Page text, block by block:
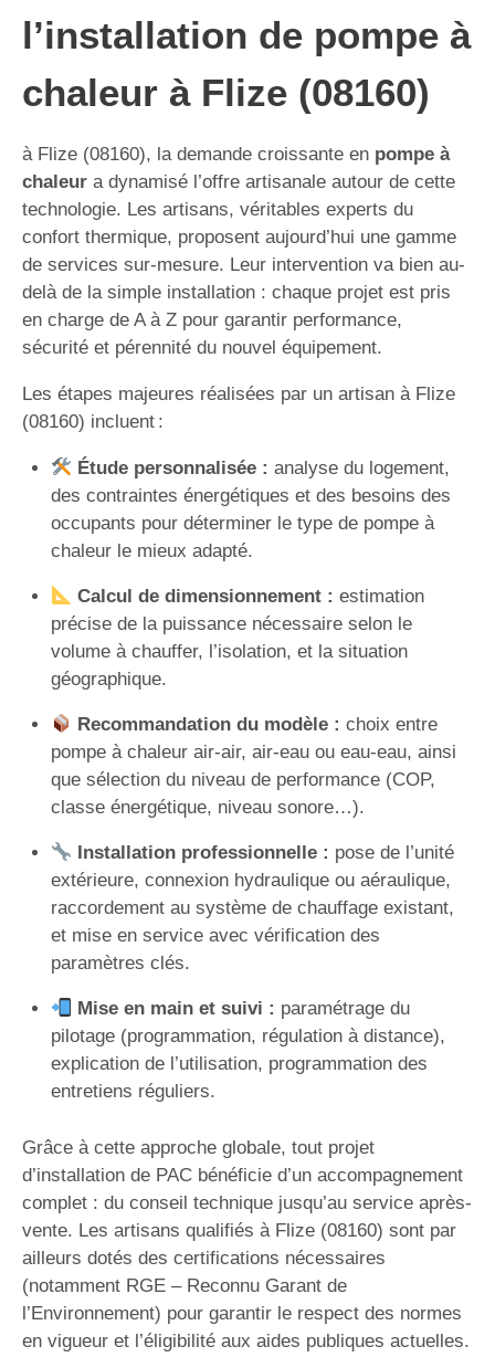
l’installation de pompe à
chaleur à Flize (08160)
à Flize (08160), la demande croissante en pompe à
chaleur a dynamisé l’offre artisanale autour de cette
technologie. Les artisans, véritables experts du
confort thermique, proposent aujourd’hui une gamme
de services sur-mesure. Leur intervention va bien au-
delà de la simple installation : chaque projet est pris
en charge de A à Z pour garantir performance,
sécurité et pérennité du nouvel équipement.
Les étapes majeures réalisées par un artisan à Flize
(08160) incluent :
Étude personnalisée : analyse du logement,
des contraintes énergétiques et des besoins des
occupants pour déterminer le type de pompe à
chaleur le mieux adapté.
Calcul de dimensionnement : estimation
précise de la puissance nécessaire selon le
volume à chauffer, l’isolation, et la situation
géographique.
Recommandation du modèle : choix entre
pompe à chaleur air-air, air-eau ou eau-eau, ainsi
que sélection du niveau de performance (COP,
classe énergétique, niveau sonore…).
Installation professionnelle : pose de l’unité
extérieure, connexion hydraulique ou aéraulique,
raccordement au système de chauffage existant,
et mise en service avec vérification des
paramètres clés.
Mise en main et suivi : paramétrage du
pilotage (programmation, régulation à distance),
explication de l’utilisation, programmation des
entretiens réguliers.
Grâce à cette approche globale, tout projet
d’installation de PAC bénéficie d’un accompagnement
complet : du conseil technique jusqu’au service après-
vente. Les artisans qualifiés à Flize (08160) sont par
ailleurs dotés des certifications nécessaires
(notamment RGE – Reconnu Garant de
l’Environnement) pour garantir le respect des normes
en vigueur et l’éligibilité aux aides publiques actuelles.